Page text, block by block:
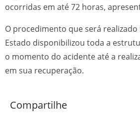
ocorridas em até 72 horas,
O procedimento que será
Estado disponibilizou toda a
o momento do acidente até a
em sua recuperação.
Compartilhe